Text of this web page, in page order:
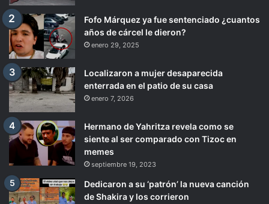
Fofo Márquez ya fue sentenciado ¿cuantos
años de cárcel le dieron?
enero 29, 2025
Localizaron a mujer desaparecida
enterrada en el patio de su casa
enero 7, 2026
Hermano de Yahritza revela como se
siente al ser comparado con Tizoc en
memes
septiembre 19, 2023
Dedicaron a su ‘patrón’ la nueva canción
de Shakira y los corrieron